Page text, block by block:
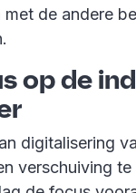
de andere
op de
digitalisering
verschuiving te